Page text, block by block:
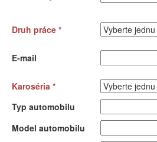
Druh práce *
E-mail
Karoséria *
Typ automobilu
Model automobilu